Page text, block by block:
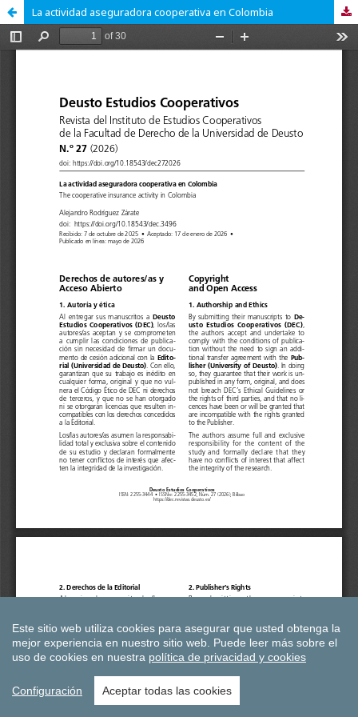
La actividad aseguradora cooperativa en Colombia
Este sitio web utiliza cookies para asegurar que usted obtenga la
mejor experiencia en nuestro sitio web. Puede leer más sobre el
uso de cookies en nuestra política de privacidad y cookies
Configuración Aceptar todas las cookies